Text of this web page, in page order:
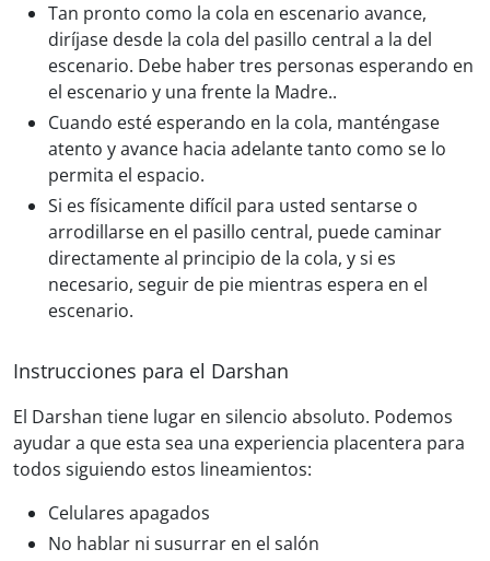
Tan pronto como la cola en escenario avance,
diríjase desde la cola del pasillo central a la del
escenario. Debe haber tres personas esperando en
el escenario y una frente la Madre..
Cuando esté esperando en la cola, manténgase
atento y avance hacia adelante tanto como se lo
permita el espacio.
Si es físicamente difícil para usted sentarse o
arrodillarse en el pasillo central, puede caminar
directamente al principio de la cola, y si es
necesario, seguir de pie mientras espera en el
escenario.
Instrucciones para el Darshan
El Darshan tiene lugar en silencio absoluto. Podemos
ayudar a que esta sea una experiencia placentera para
todos siguiendo estos lineamientos:
Celulares apagados
No hablar ni susurrar en el salón